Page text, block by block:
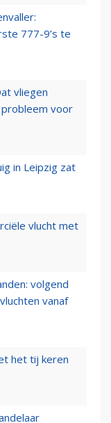
777-9’s te
vliegen
voor
in Leipzig zat
vlucht met
volgend
vanaf
het tij keren